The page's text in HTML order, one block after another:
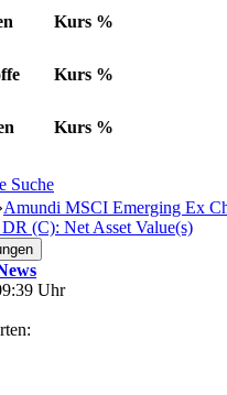
Kurs %
Kurs %
Kurs %
Suche
Amundi MSCI Emerging Ex
(C): Net Asset Value(s)
Uhr